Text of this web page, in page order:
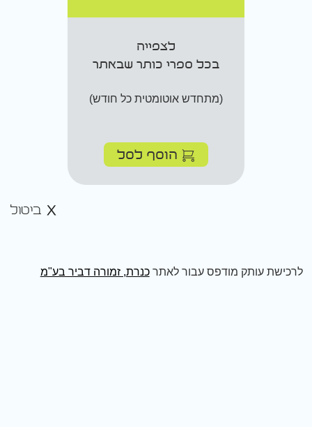
לצפייה
בכל ספרי כותר שבאתר
(מתחדש אוטומטית כל חודש)
הוסף לסל
ביטול
לרכישת עותק מודפס עבור לאתרכנרת, זמורה דביר בע"מ